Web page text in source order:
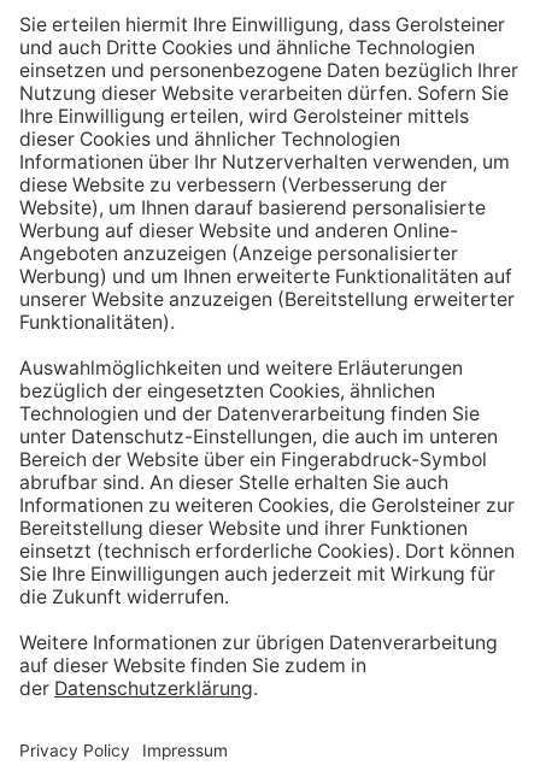
Wasser. Auf dem Weg durch die verschiedenen
Gesteinsschichten nimmt es Anteile von
Zinkverbindungen der Gesteine auf. Die geringen
Zinkmengen im Mineralwasser unterstützen dich bei
deinem täglichen Zinkbedarf.
Was tun bei Zinkmangel?
Sprich mit einem Arzt oder deiner Ärztin und lass dich
durchchecken. Gegebenenfalls reicht es, einfach deine
Ernährung ein wenig umzustellen. Zinkreiche
Lebensmittel sind z. B. Fleisch, Käse, Haferflocken
unter ärztlicher Anleitung sinnvoll sein.
Quellen
[1]
https://www.dge.de/wissenschaft/referenzwerte/zin
k/
[2]
https://www.zinkmangel.de/ernaehrung/ernaehrung
stabelle.php
[3]https://www.vegan.at/zinkquellen
[4]
/NVSII_Abschlussbericht_Teil_2.pdf